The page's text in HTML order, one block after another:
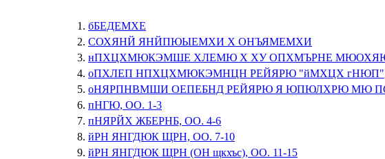
бБЕДЕМХЕ
CОХЯНЙ ЯНЙПЮЫЕМХИ Х ОНЪЯМЕМХИ
нПХЦХМЮКЭМШЕ ХЛЕМЮ Х ХУ ОПХМЪРНЕ
оПХЛЕП НПХЦХМЮКЭМНЦН РЕЙЯРЮ "йМХЦХ гНЮП"
оНЯРПНВМШИ ОЕПЕБНД РЕЙЯРЮ Я ЮПЮЛХРЮ МЮ
пНГЮ, ОО. 1-3
пНЯРЙХ ЖБЕРНБ, ОО. 4-6
йРН ЯНГДЮК ЩРН, ОО. 7-10
йРН ЯНГДЮК ЩРН (ОН щкхъс), ОО. 11-15